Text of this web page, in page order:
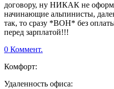
договору, ну НИКАК не
начинающие альпинисты,
так, то сразу *ВОН* без
перед зарплатой!!!
0 Коммент.
Комфорт:
Удаленность офиса: